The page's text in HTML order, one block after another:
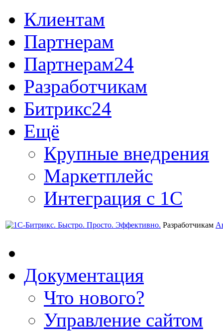
Клиентам
Партнерам
Партнерам24
Разработчикам
Битрикс24
Ещё
Крупные внедрения
Маркетплейс
Интеграция с 1С
Разработчикам
Документация
Что нового?
Управление сайтом